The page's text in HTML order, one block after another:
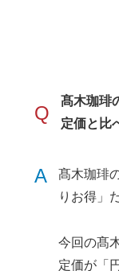
Q
髙木珈琲
定価と比
A
髙木珈琲
りお得」
今回の髙
定価が「